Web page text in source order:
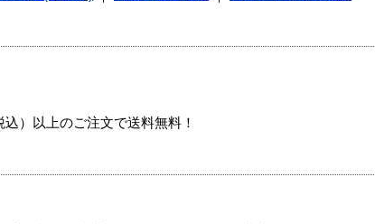
）以上のご注文で送料無料！